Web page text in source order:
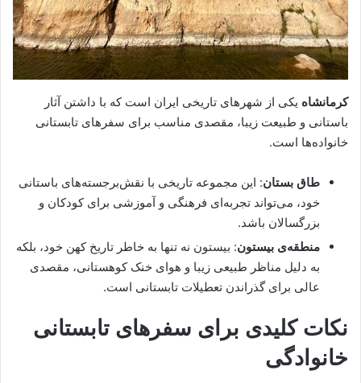
کرمانشاه یکی از شهرهای تاریخی ایران است که با داشتن آثار
باستانی و طبیعت زیبا، مقصدی مناسب برای سفرهای تابستانی
خانواده‌ها است.
طاق بستان: این مجموعه تاریخی با نقش‌برجسته‌های باستانی
خود، می‌تواند تجربه‌ای فرهنگی و آموزشی برای کودکان و
بزرگسالان باشد.
منطقه‌ی بیستون: بیستون نه تنها به خاطر تاریخ کهن خود، بلکه
به دلیل مناظر طبیعی زیبا و هوای خنک کوهستانی، مقصدی
عالی برای گذراندن تعطیلات تابستانی است.
نکات کلیدی برای سفرهای تابستانی
خانوادگی